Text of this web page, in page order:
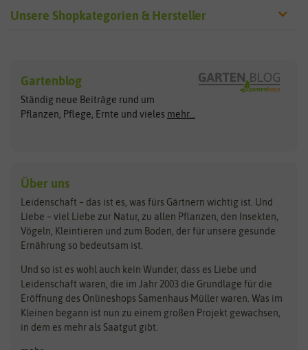
Unsere Shopkategorien & Hersteller
Exotische Samen
Gemüsesamen
Gründünger
Kräutersamen
Obstsamen
Pilzbrut
Rasensamen
Steckzwiebeln
Zimmer & Kübelpflanzen
Kataloge
Schnäppchen
Anzucht & Gartenzubehör
Arche Noah
ASB Greenworld
Benary
Bingenheimer Saatgut
BioBalu
Bionana
BIOWOL
Blumicorn
Bûten Birds
Clever Pots
COMPO
Dürr-Samen
elho
Feldsaaten Freudenberger
Fertil
Flora Elite
Gartenblog
Ständig neue Beiträge rund um
Pflanzen, Pflege, Ernte und vieles mehr...
Über uns
Leidenschaft – das ist es, was fürs Gärtnern wichtig ist. Und
Liebe – viel Liebe zur Natur, zu allen Pflanzen, den Insekten,
Vögeln, Kleintieren und zum Boden, der für unsere gesunde
Ernährung so bedeutsam ist.
Und so ist es wohl auch kein Wunder, dass es Liebe und
Leidenschaft waren, die im Jahr 2003 die Grundlage für die
Eröffnung des Onlineshops Samenhaus Müller waren. Was im
Kleinen begann ist nun zu einem großen Projekt gewachsen,
in dem es mehr als Saatgut gibt.